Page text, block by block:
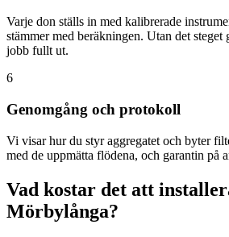
Varje don ställs in med kalibrerade
stämmer med beräkningen. Utan det steget
jobb fullt ut.
6
Genomgång och protokoll
Vi visar hur du styr aggregatet och byter
med de uppmätta flödena, och garantin på
Vad kostar det att
Mörbylånga?